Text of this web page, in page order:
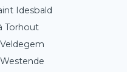
Idesbald
Torhout